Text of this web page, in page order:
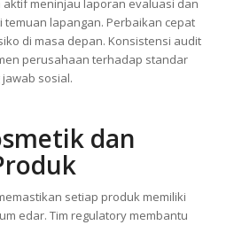
aktif meninjau laporan evaluasi dan
lapangan. Perbaikan cepat
di masa depan. Konsistensi audit
perusahaan terhadap standar
sosial.
dan
setiap produk memiliki
edar. Tim regulatory membantu